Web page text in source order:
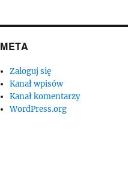
META
Zaloguj się
Kanał wpisów
Kanał komentarzy
WordPress.org